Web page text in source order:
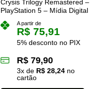
do
produto
Crysis Trilogy Remastered –
PlayStation 5 – Mídia Digital
A partir de
R$ 75,91
5% desconto no PIX
R$ 79,90
3x de R$ 28,24 no
cartão